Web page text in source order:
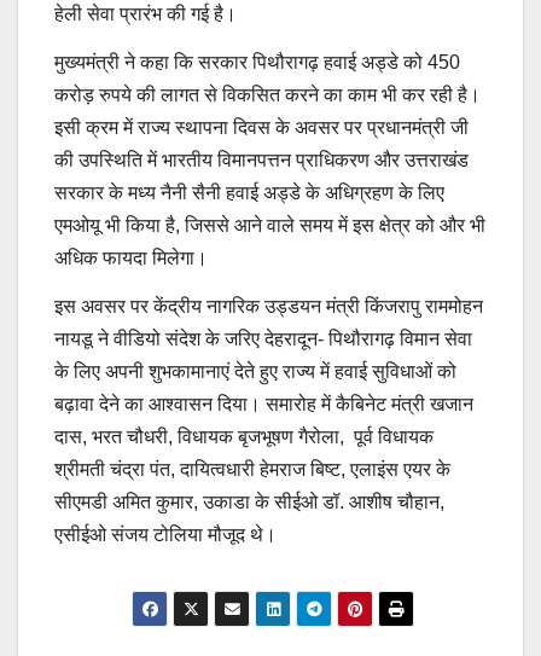
हेली सेवा प्रारंभ की गई है।
मुख्यमंत्री ने कहा कि सरकार पिथौरागढ़ हवाई अड्डे को 450
करोड़ रुपये की लागत से विकसित करने का काम भी कर रही है।
इसी क्रम में राज्य स्थापना दिवस के अवसर पर प्रधानमंत्री जी
की उपस्थिति में भारतीय विमानपत्तन प्राधिकरण और उत्तराखंड
सरकार के मध्य नैनी सैनी हवाई अड्डे के अधिग्रहण के लिए
एमओयू भी किया है, जिससे आने वाले समय में इस क्षेत्र को और भी
अधिक फायदा मिलेगा।
इस अवसर पर केंद्रीय नागरिक उड्डयन मंत्री किंजरापु राममोहन
नायडू ने वीडियो संदेश के जरिए देहरादून- पिथौरागढ़ विमान सेवा
के लिए अपनी शुभकामानाएं देते हुए राज्य में हवाई सुविधाओं को
बढ़ावा देने का आश्वासन दिया। समारोह में कैबिनेट मंत्री खजान
दास, भरत चौधरी, विधायक बृजभूषण गैरोला, पूर्व विधायक
श्रीमती चंद्रा पंत, दायित्वधारी हेमराज बिष्ट, एलाइंस एयर के
सीएमडी अमित कुमार, उकाडा के सीईओ डॉ. आशीष चौहान,
एसीईओ संजय टोलिया मौजूद थे।
Post